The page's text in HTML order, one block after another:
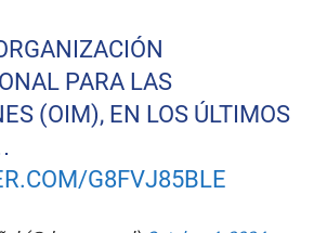
PARA LAS
(OIM), EN LOS ÚLTIMOS
G8FVJ85BLE